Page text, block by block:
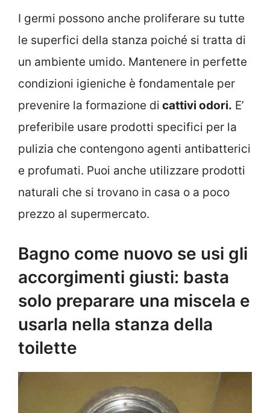
I germi possono anche proliferare su tutte
le superfici della stanza poiché si tratta di
un ambiente umido. Mantenere in perfette
condizioni igieniche è fondamentale per
prevenire la formazione di cattivi odori. E’
preferibile usare prodotti specifici per la
pulizia che contengono agenti antibatterici
e profumati. Puoi anche utilizzare prodotti
naturali che si trovano in casa o a poco
prezzo al supermercato.
Bagno come nuovo se usi gli
accorgimenti giusti: basta
solo preparare una miscela e
usarla nella stanza della
toilette